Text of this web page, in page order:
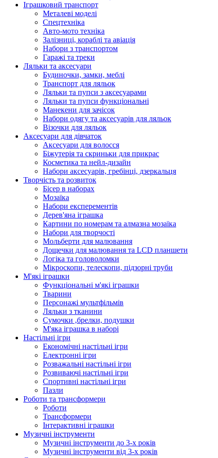
Іграшковий транспорт
Металеві моделі
Спецтехніка
Авто-мото техніка
Залізниці, кораблі та авіація
Набори з транспортом
Гаражі та треки
Ляльки та аксесуари
Будиночки, замки, меблі
Транспорт для ляльок
Ляльки та пупси з аксесуарами
Ляльки та пупси функціональні
Манекени для зачісок
Набори одягу та аксесуарів для ляльок
Візочки для ляльок
Аксесуари для дівчаток
Аксесуари для волосся
Біжутерія та скриньки для прикрас
Косметика та нейл-дизайн
Набори аксесуарів, гребінці, дзеркальця
Творчість та розвиток
Бісер в наборах
Мозаїка
Набори експерементів
Дерев'яна іграшка
Картини по номерам та алмазна мозаїка
Набори для творчості
Мольберти для малювання
Дощечки для малювання та LCD планшети
Логіка та головоломки
Мікроскопи, телескопи, підзорні труби
М'які іграшки
Функціональні м'які іграшки
Тварини
Персонажі мультфільмів
Ляльки з тканини
Сумочки ,брелки, подушки
М'яка іграшка в наборі
Настільні ігри
Економічні настільні ігри
Електронні ігри
Розважальні настільні ігри
Розвиваючі настільні ігри
Спортивні настільні ігри
Пазли
Роботи та трансформери
Роботи
Трансформери
Інтерактивні іграшки
Музичні інструменти
Музичні інструменти до 3-х років
Музичні інструменти від 3-х років